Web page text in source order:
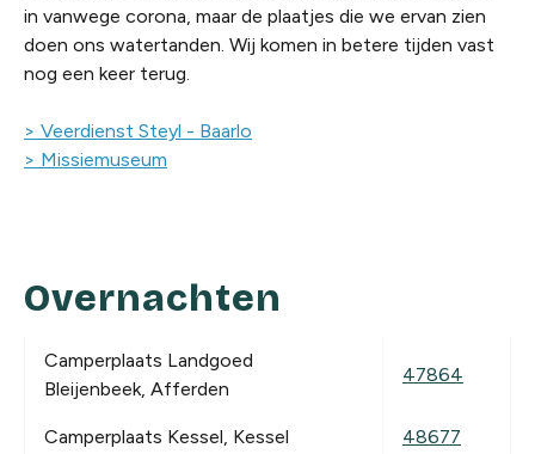
in vanwege corona, maar de plaatjes die we ervan zien
doen ons watertanden. Wij komen in betere tijden vast
nog een keer terug.
> Veerdienst Steyl - Baarlo
> Missiemuseum
Overnachten
Camperplaats Landgoed
Bleijenbeek, Afferden
47864
Camperplaats Kessel, Kessel 48677